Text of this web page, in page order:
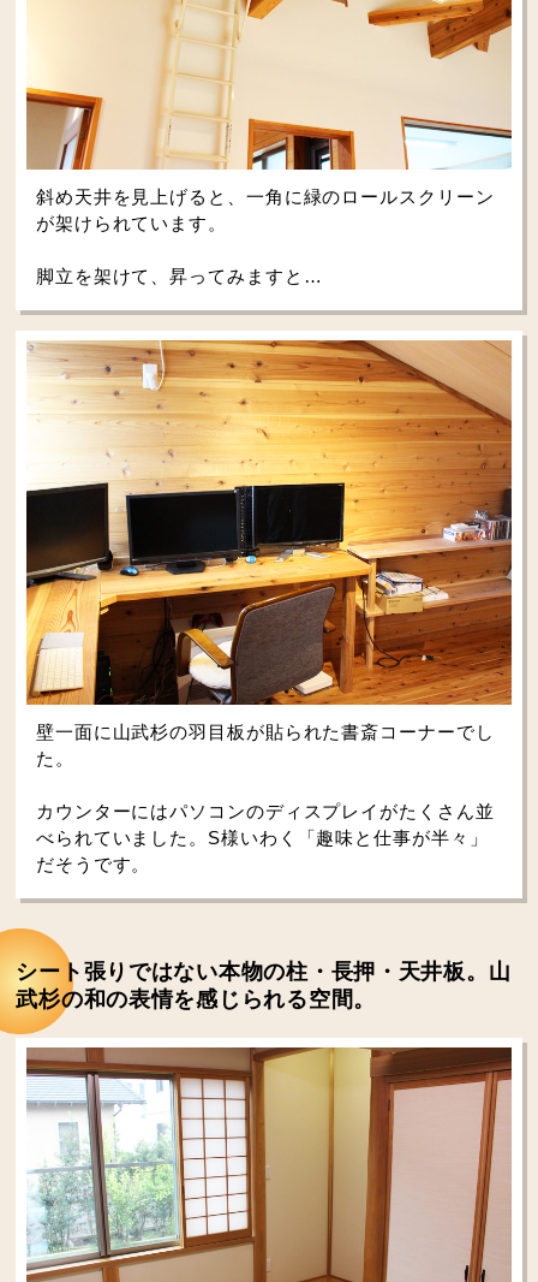
斜め天井を見上げると、一角に緑のロールスクリーン
が架けられています。
脚立を架けて、昇ってみますと…
壁一面に山武杉の羽目板が貼られた書斎コーナーでし
た。
カウンターにはパソコンのディスプレイがたくさん並
べられていました。S様いわく「趣味と仕事が半々」
だそうです。
シート張りではない本物の柱・長押・天井板。山
武杉の和の表情を感じられる空間。